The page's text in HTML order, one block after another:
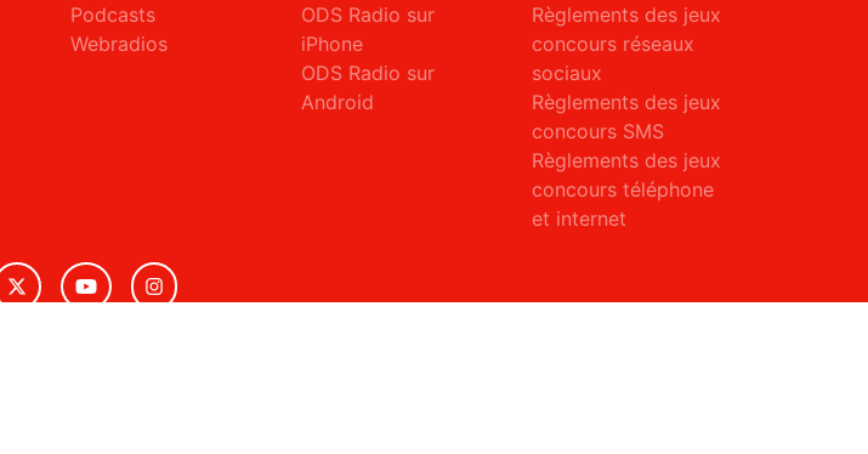
Podcasts
Webradios
ODS Radio sur
iPhone
ODS Radio sur
Android
Règlements des jeux
concours réseaux
sociaux
Règlements des jeux
concours SMS
Règlements des jeux
concours téléphone
et internet